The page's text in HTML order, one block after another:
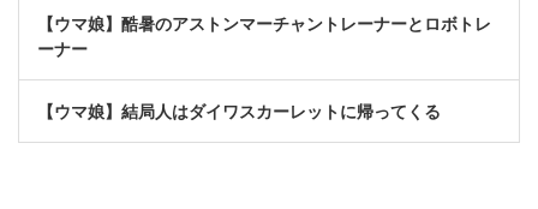
【ウマ娘】酷暑のアストンマーチャントレーナーとロボトレ
ーナー
【ウマ娘】結局人はダイワスカーレットに帰ってくる